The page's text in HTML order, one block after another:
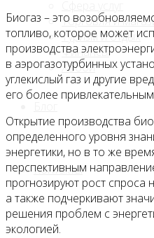
Торговля и
Туризм и отдых
Финансы
Хобби
Контакты
Биогаз – это
топливо, которое может
производства
в аэрогазотурбинных
углекислый газ и другие
его более
Открытие производства
определенного уровня
энергетики, но в то же
перспективным
прогнозируют рост спроса
а также подчеркивают
решения проблем с
экологией.